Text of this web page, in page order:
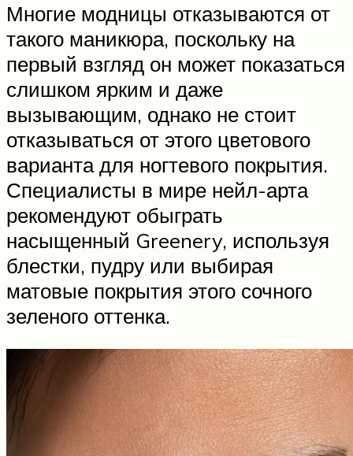
Многие модницы отказываются от
такого маникюра, поскольку на
первый взгляд он может показаться
слишком ярким и даже
вызывающим, однако не стоит
отказываться от этого цветового
варианта для ногтевого покрытия.
Специалисты в мире нейл-арта
рекомендуют обыграть
насыщенный Greenery, используя
блестки, пудру или выбирая
матовые покрытия этого сочного
зеленого оттенка.